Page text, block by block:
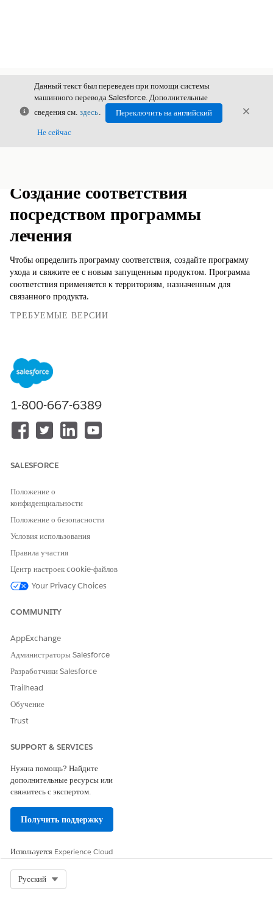
Закрыть
Данный текст был переведен при помощи системы
машинного перевода Salesforce. Дополнительные
сведения см. здесь.
Переключить на английский
Не сейчас
Создание соответствия
посредством программы
лечения
Чтобы определить программу соответствия, создайте программу
ухода и свяжите ее с новым запущенным продуктом. Программа
соответствия применяется к территориям, назначенным для
связанного продукта.
ТРЕБУЕМЫЕ ВЕРСИИ
Доступно в версиях:
дополнительной лицензией Life Sciences Cloud, Life Sciences
Cloud for Customer Engagement и управляемым пакетом Life
Sciences Customer Engagement.
ТРЕБУЕМЫЕ ПОЛНОМОЧИЯ ПОЛЬЗОВАТЕЛЯ
соответствия:
В средстве запуска приложений найдите и откройте
«Программы лечения
Щелкните«Создать»
Введите имя программы лечения.
связанную с программой лечения.
В категории выберите «Соответствие занятости поставщика
Введите обязательные даты для программы лечения.
В статусе выберите «
имеется.
Сохраните внесенные изменения.
1-800-667-6389
SALESFORCE
Положение о
конфиденциальности
Положение о безопасности
Условия использования
Правила участия
Центр настроек cookie-файлов
Your Privacy Choices
COMMUNITY
AppExchange
Администраторы Salesforce
Разработчики Salesforce
Trailhead
Обучение
Trust
SUPPORT & SERVICES
Нужна помощь? Найдите
дополнительные ресурсы или
свяжитесь с экспертом.
Получить поддержку
Используется Experience Cloud
Русский